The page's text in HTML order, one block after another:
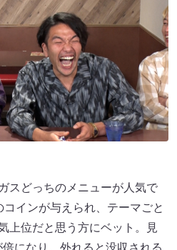
スどっちのメニューが人気で
インが与えられ、テーマごと
上位だと思う方にベット。見